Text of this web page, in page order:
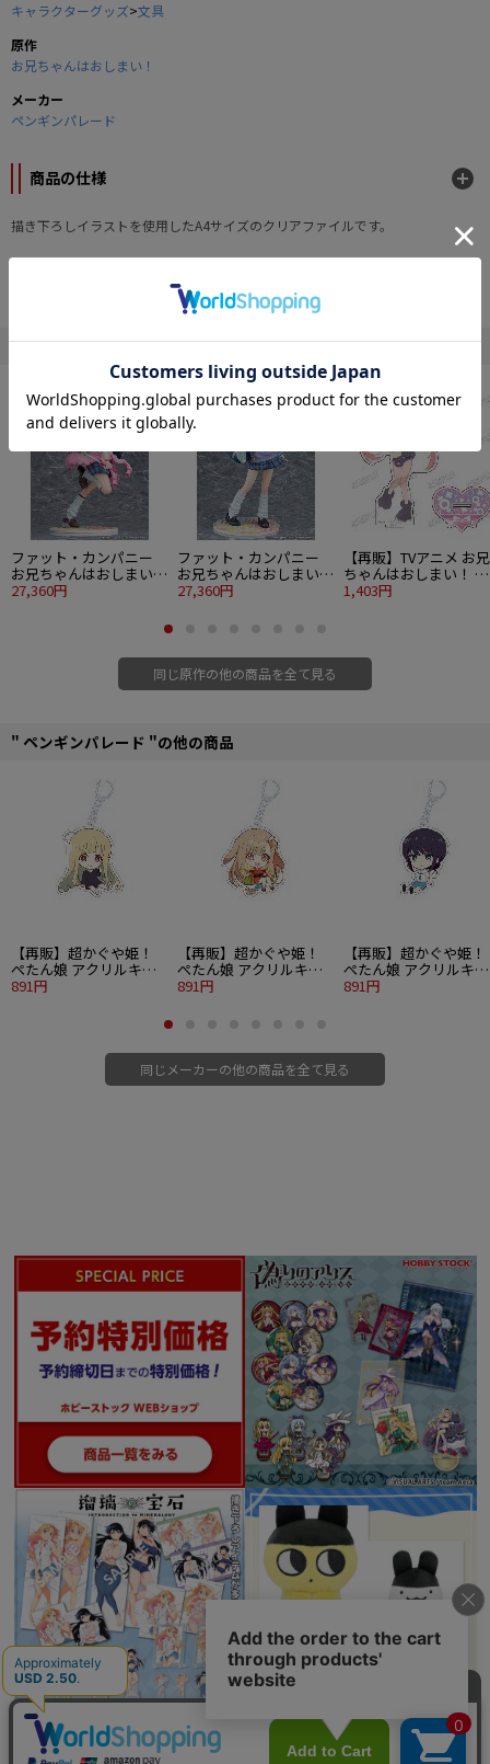
キャラクターグッズ>文具
原作
お兄ちゃんはおしまい！
メーカー
ペンギンパレード
商品の仕様
描き下ろしイラストを使用したA4サイズのクリアファイルです。
■サイズ：A4
©ねことうふ・一迅社／「おにまい」製作委員会
" お兄ちゃんはおしまい！ "の他の商品
ファット・カンパニー
お兄ちゃんはおしまい！
1/6 緒山まひろ 平成ギャ
27,360円
ファット・カンパニー
お兄ちゃんはおしまい！
1/6 緒山みはり 平成ギャ
27,360円
【再販】TVアニメ お兄
ちゃんはおしまい！ 描
き下ろしBIGアクリル
1,403円
同じ原作の他の商品を全て見る
" ペンギンパレード "の他の商品
【再販】超かぐや姫！
ぺたん娘 アクリルキー
ホルダー かぐや 現実
891円
【再販】超かぐや姫！
ぺたん娘 アクリルキー
ホルダー かぐや VR
891円
【再販】超かぐや姫！
ぺたん娘 アクリルキー
ホルダー 酒寄彩葉 現
891円
同じメーカーの他の商品を全て見る